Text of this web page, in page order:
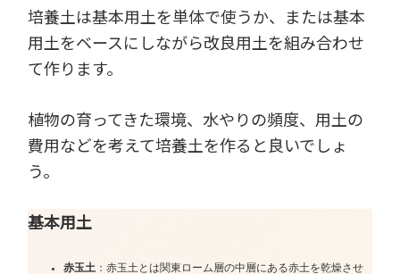
培養土は基本用土を単体で使うか、または基本
用土をベースにしながら改良用土を組み合わせ
て作ります。
植物の育ってきた環境、水やりの頻度、用土の
費用などを考えて培養土を作ると良いでしょ
う。
基本用土
赤玉土 ：赤玉土とは関東ローム層の中層にある赤土を乾燥させ